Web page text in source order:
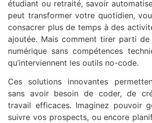
étudiant ou retraité, savoir
peut transformer votre quotidien,
consacrer plus de temps à des
ajoutée. Mais comment tirer parti
numérique sans compétences
qu’interviennent les outils no-code.
Ces solutions innovantes
sans avoir besoin de coder, de
travail efficaces. Imaginez pouvoir
suivre vos prospects, ou encore